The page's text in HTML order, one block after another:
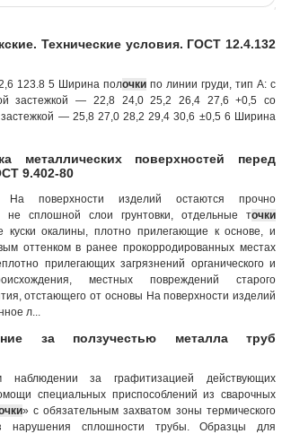
Технические условия. ГОСТ 12.4.132
123.8 5 Ширина полочки по линии груди, тип А: с
застежкой — 22,8 24,0 25,2 26,4 27,6 +0,5 со
— 25,8 27,0 28,2 29,4 30,6 ±0,5 6 Ширина
металлических поверхностей перед
9.402-80
На поверхности изделий остаются прочно
не сплошной слои грунтовки, отдельные точки
куски окалины, плотно прилегающие к основе, и
оттенком в ранее прокорродированных местах
прилегающих загрязнений органического и
местных повреждений старого
отстающего от основы На поверхности изделий
л...
за ползучестью металла труб
наблюдении за графитизацией действующих
специальных приспособлений из сварочных
» с обязательным захватом зоны термического
нарушения сплошности трубы. Образцы для